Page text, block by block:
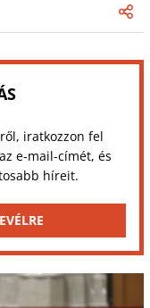
iratkozzon fel
e-mail-címét, és
híreit.